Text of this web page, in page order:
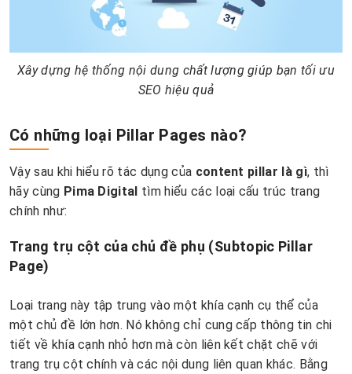
Xây dựng hệ thống nội dung chất lượng giúp bạn tối ưu
SEO hiệu quả
Có những loại Pillar Pages nào?
Vậy sau khi hiểu rõ tác dụng của content pillar là gì, thì
hãy cùng Pima Digital tìm hiểu các loại cấu trúc trang
chính như:
Trang trụ cột của chủ đề phụ (Subtopic Pillar
Page)
Loại trang này tập trung vào một khía cạnh cụ thể của
một chủ đề lớn hơn. Nó không chỉ cung cấp thông tin chi
tiết về khía cạnh nhỏ hơn mà còn liên kết chặt chẽ với
trang trụ cột chính và các nội dung liên quan khác. Bằng